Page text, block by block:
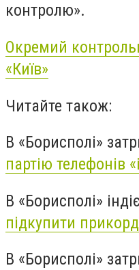
контролю».
Окремий
«Київ»
Читайте також:
В «Борисполі»
партію телефонів
В «Борисполі»
підкупити
В «Борисполі»